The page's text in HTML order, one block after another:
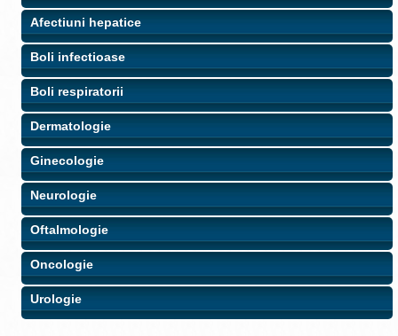
Afectiuni hepatice
Boli infectioase
Boli respiratorii
Dermatologie
Ginecologie
Neurologie
Oftalmologie
Oncologie
Urologie